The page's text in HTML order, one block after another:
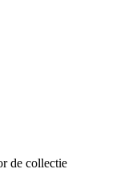
de collectie